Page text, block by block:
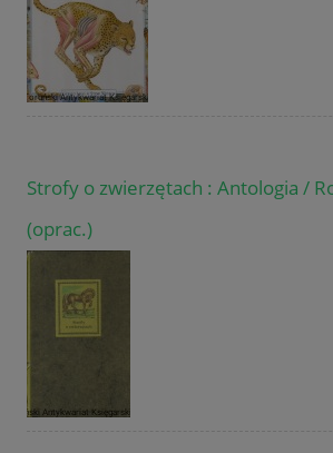
Strofy o zwierzętach : Antologia /
(oprac.)